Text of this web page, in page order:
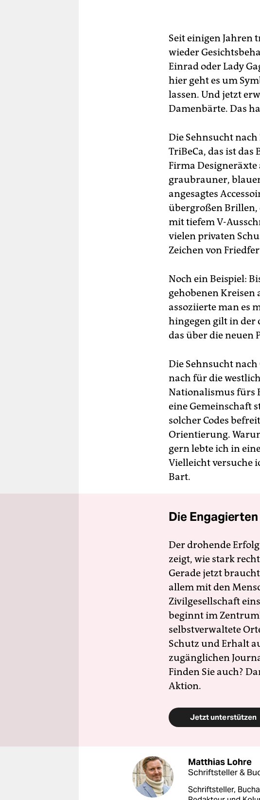
Seit einigen Jahren
wieder
Einrad oder Lady
hier geht es um
lassen. Und jetzt
Damenbärte. Das
Die Sehnsucht
TriBeCa, das ist
Firma
graubrauner,
angesagtes
übergroßen Brillen,
mit tiefem V-
vielen privaten
Zeichen von
Noch ein Beispiel:
gehobenen Kreisen
assoziierte man es
hingegen gilt in der
das über die neuen
Die Sehnsucht
nach für die
Nationalismus fürs
eine Gemeinschaft
solcher Codes
Orientierung.
gern lebte ich in
Vielleicht versuche
Bart.
Die
Der drohende
zeigt, wie stark
Gerade jetzt
allem mit den
Zivilgesellschaft
beginnt im
selbstverwaltete
Schutz und Erhalt
zugänglichen
Finden Sie auch?
Aktion.
Jetzt unterstützen
Matthias Lohre
Schriftsteller &
Schriftsteller,